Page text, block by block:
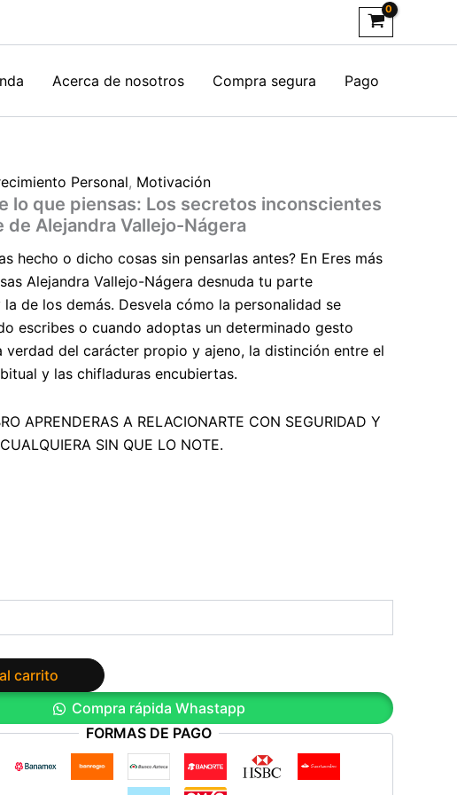
Acerca de nosotros Compra segura Pago
Personal, Motivación
lo que piensas: Los secretos inconscientes
de Alejandra Vallejo-Nágera
hecho o dicho cosas sin pensarlas antes? En Eres más
Alejandra Vallejo-Nágera desnuda tu parte
de los demás. Desvela cómo la personalidad se
escribes o cuando adoptas un determinado gesto
verdad del carácter propio y ajeno, la distinción entre el
y las chifladuras encubiertas.
APRENDERAS A RELACIONARTE CON SEGURIDAD Y
SIN QUE LO NOTE.
carrito
Compra rápida Whastapp
FORMAS DE PAGO